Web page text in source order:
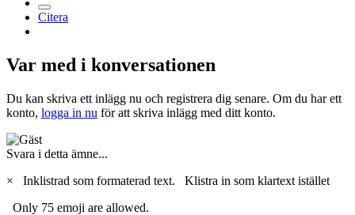
Citera
Var med i konversationen
Du kan skriva ett inlägg nu och registrera dig senare. Om du har ett
konto, logga in nu för att skriva inlägg med ditt konto.
Svara i detta ämne...
×
Inklistrad som formaterad text. Klistra in som klartext istället
Only 75 emoji are allowed.